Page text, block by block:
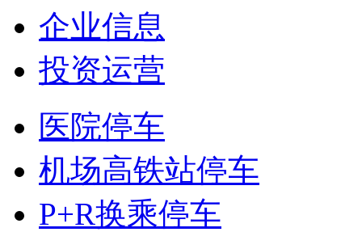
企业信息
投资运营
医院停车
机场高铁站停车
P+R换乘停车